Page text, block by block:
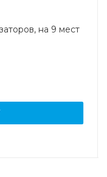
на 9 мест